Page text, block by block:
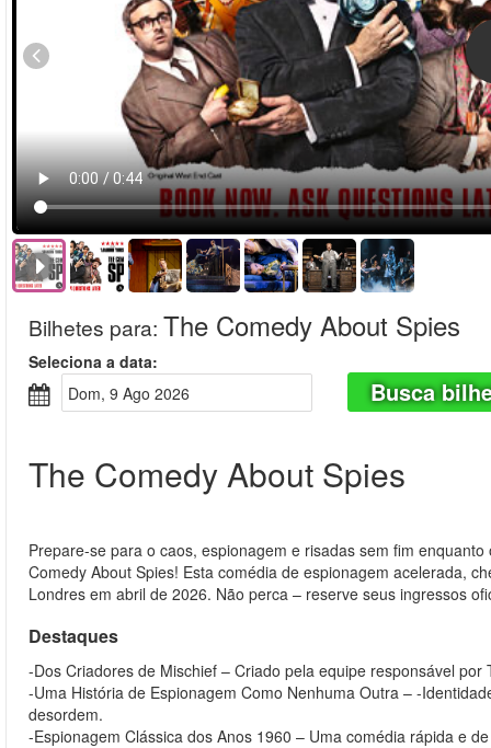
Bilhetes para: The Comedy About Spies
Seleciona a data:
Dom, 9 Ago 2026
Busca
The Comedy About Spies
Prepare-se para o caos, espionagem e risadas sem fim
Comedy About Spies! Esta comédia de espionagem acelerada,
Londres em abril de 2026. Não perca – reserve seus ingressos
Destaques
-Dos Criadores de Mischief – Criado pela equipe responsável
-Uma História de Espionagem Como Nenhuma Outra – -
desordem.
-Espionagem Clássica dos Anos 1960 – Uma comédia rápida e